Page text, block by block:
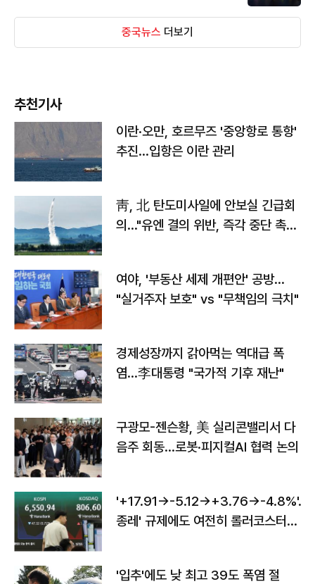
중국뉴스 더보기
추천기사
이란·오만, 호르무즈 '중앙항로 통항'
추진…입항은 이란 관리
靑, 北 탄도미사일에 안보실 긴급회
의…"유엔 결의 위반, 즉각 중단 촉
여야, '부동산 세제 개편안' 공방…
"실거주자 보호" vs "무책임의 극치"
경제성장까지 갉아먹는 역대급 폭
염…李대통령 "국가적 기후 재난"
구광모-젠슨황, 美 실리콘밸리서 다
음주 회동…로봇·피지컬AI 협력 논의
'+17.91→-5.12→+3.76→-4.8%'…'
종레' 규제에도 여전히 롤러코스터
'입추'에도 낮 최고 39도 폭염 절